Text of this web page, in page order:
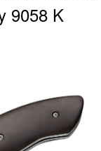
9058 K